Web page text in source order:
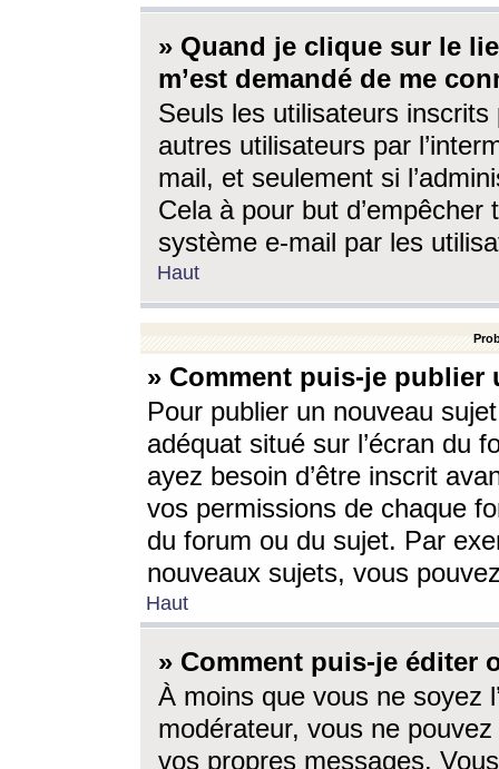
» Quand je clique sur le
m’est demandé de me
Seuls les utilisateurs
autres utilisateurs par
mail, et seulement si
Cela à pour but
système e-mail par les
Haut
» Comment puis-je
Pour publier un nouveau
adéquat situé sur l’écran du
ayez besoin d’être inscrit
vos permissions de chaque
du forum ou du sujet. Par
nouveaux sujets, vous
Haut
» Comment puis-je éditer
À moins que vous ne soyez
modérateur, vous ne
vos propres messages.